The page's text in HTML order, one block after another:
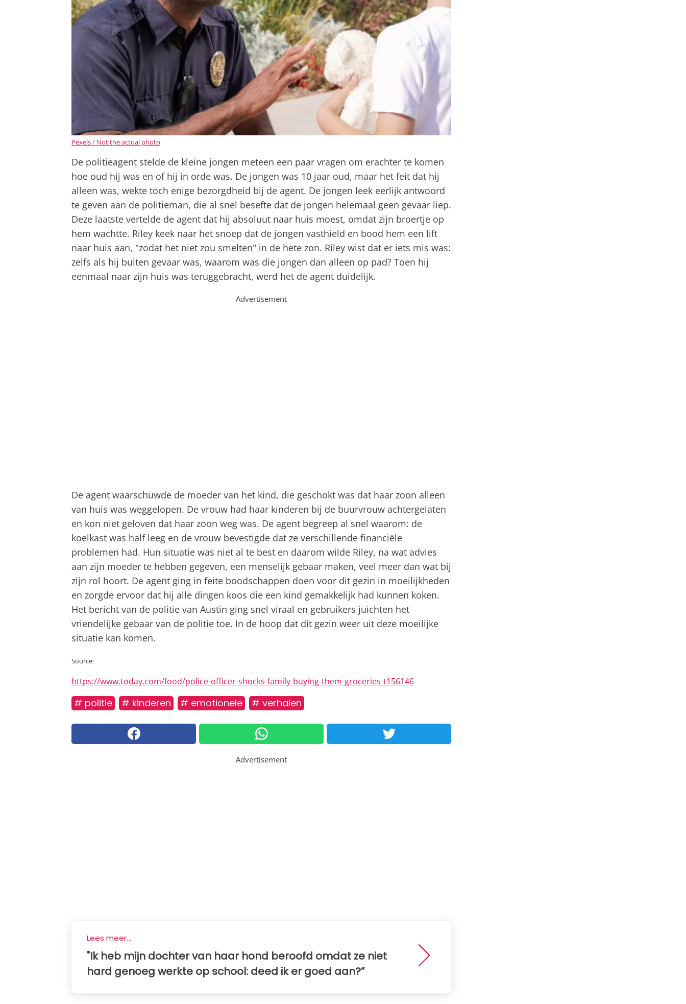
Pexels / Not the actual photo
De politieagent stelde de kleine jongen meteen een paar vragen om erachter te komen
hoe oud hij was en of hij in orde was. De jongen was 10 jaar oud, maar het feit dat hij
alleen was, wekte toch enige bezorgdheid bij de agent. De jongen leek eerlijk antwoord
te geven aan de politieman, die al snel besefte dat de jongen helemaal geen gevaar liep.
Deze laatste vertelde de agent dat hij absoluut naar huis moest, omdat zijn broertje op
hem wachtte. Riley keek naar het snoep dat de jongen vasthield en bood hem een ​​lift
naar huis aan, "zodat het niet zou smelten" in de hete zon. Riley wist dat er iets mis was:
zelfs als hij buiten gevaar was, waarom was die jongen dan alleen op pad? Toen hij
eenmaal naar zijn huis was teruggebracht, werd het de agent duidelijk.
Advertisement
De agent waarschuwde de moeder van het kind, die geschokt was dat haar zoon alleen
van huis was weggelopen. De vrouw had haar kinderen bij de buurvrouw achtergelaten
en kon niet geloven dat haar zoon weg was. De agent begreep al snel waarom: de
koelkast was half leeg en de vrouw bevestigde dat ze verschillende financiële
problemen had. Hun situatie was niet al te best en daarom wilde Riley, na wat advies
aan zijn moeder te hebben gegeven, een menselijk gebaar maken, veel meer dan wat bij
zijn rol hoort. De agent ging in feite boodschappen doen voor dit gezin in moeilijkheden
en zorgde ervoor dat hij alle dingen koos die een kind gemakkelijk had kunnen koken.
Het bericht van de politie van Austin ging snel viraal en gebruikers juichten het
vriendelijke gebaar van de politie toe. In de hoop dat dit gezin weer uit deze moeilijke
situatie kan komen.
Source:
https://www.today.com/food/police-officer-shocks-family-buying-them-groceries-t156146
# politie # kinderen # emotionele # verhalen
Advertisement
Lees meer...
"Ik heb mijn dochter van haar hond beroofd omdat ze niet
hard genoeg werkte op school: deed ik er goed aan?”